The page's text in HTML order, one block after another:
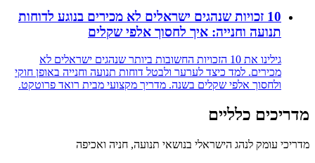
10 זכויות שנהגים ישראלים לא מכירים בנוגע לדוחות
תנועה וחנייה: איך לחסוך אלפי שקלים
גילינו את 10 הזכויות החשובות ביותר שנהגים ישראלים לא
מכירים. למד כיצד לערער ולבטל דוחות תנועה וחנייה באופן חוקי
ולחסוך אלפי שקלים בשנה. מדריך מקצועי מבית רואד פרוטקט.
מדריכים כלליים
מדריכי עומק לנהג הישראלי בנושאי תנועה, חניה ואכיפה